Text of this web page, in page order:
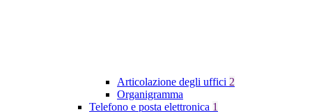
Articolazione degli uffici 2
Organigramma
Telefono e posta elettronica 1